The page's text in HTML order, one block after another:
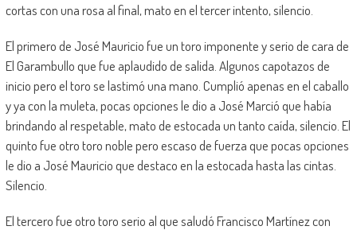
cortas con una rosa al final, mato en el tercer intento, silencio.
El primero de José Mauricio fue un toro imponente y serio de cara de
El Garambullo que fue aplaudido de salida. Algunos capotazos de
inicio pero el toro se lastimó una mano. Cumplió apenas en el caballo
y ya con la muleta, pocas opciones le dio a José Marció que había
brindando al respetable, mato de estocada un tanto caída, silencio. El
quinto fue otro toro noble pero escaso de fuerza que pocas opciones
le dio a José Mauricio que destaco en la estocada hasta las cintas.
Silencio.
El tercero fue otro toro serio al que saludó Francisco Martínez con